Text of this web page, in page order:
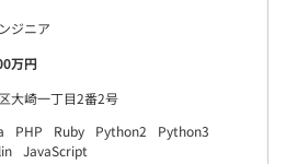
ジニア
万円
大崎一丁目2番2号
PHP Ruby Python2
Python3
JavaScript